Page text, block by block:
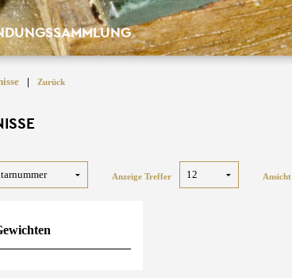
| Zurück
Anzeige Treffer Ansicht